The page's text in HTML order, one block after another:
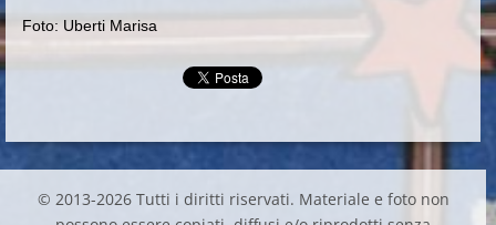
Foto: Uberti Marisa
© 2013-2026 Tutti i diritti riservati. Materiale e foto non